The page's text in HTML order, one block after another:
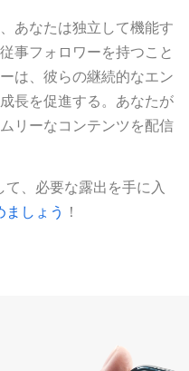
あなたは独立して機能す
事フォロワーを持つこと
は、彼らの継続的なエン
長を促進する。あなたが
リーなコンテンツを配信
、必要な露出を手に入
しょう ！